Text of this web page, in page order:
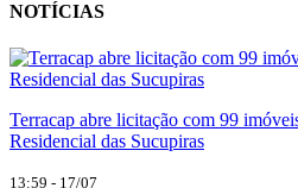
NOTÍCIAS
Terracap abre licitação com 99
Residencial das Sucupiras
13:59 - 17/07